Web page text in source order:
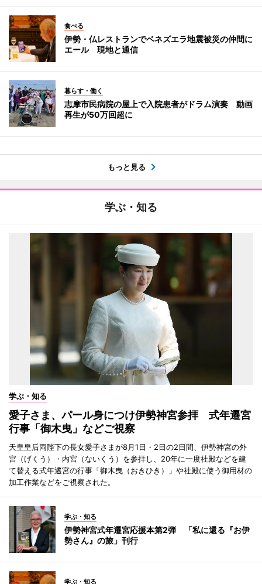
食べる
伊勢・仏レストランでベネズエラ地震被災の仲間に
エール 現地と通信
暮らす・働く
志摩市民病院の屋上で入院患者がドラム演奏 動画
再生が50万回超に
もっと見る
学ぶ・知る
学ぶ・知る
愛子さま、パール身につけ伊勢神宮参拝 式年遷宮
行事「御木曳」などご視察
天皇皇后両陛下の長女愛子さまが8月1日・2日の2日間、伊勢神宮の外
宮（げくう）・内宮（ないくう）を参拝し、20年に一度社殿などを建
て替える式年遷宮の行事「御木曳（おきひき）」や社殿に使う御用材の
加工作業などをご視察された。
学ぶ・知る
伊勢神宮式年遷宮応援本第2弾 「私に還る『お伊
勢さん』の旅」刊行
学ぶ・知る